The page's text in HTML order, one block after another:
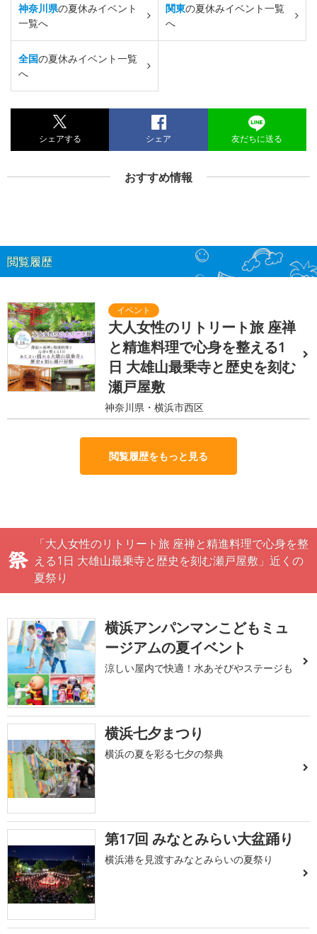
神奈川県の夏休みイベント
一覧へ
関東の夏休みイベント一覧
へ
全国の夏休みイベント一覧
へ
シェアする シェア 友だちに送る
おすすめ情報
閲覧履歴
大人女性のリトリート旅 座禅
と精進料理で心身を整える1
日 大雄山最乗寺と歴史を刻む
瀬戸屋敷
神奈川県・横浜市西区
閲覧履歴をもっと見る
「大人女性のリトリート旅 座禅と精進料理で心身を整
える1日 大雄山最乗寺と歴史を刻む瀬戸屋敷」近くの
夏祭り
横浜アンパンマンこどもミュ
ージアムの夏イベント
涼しい屋内で快適！水あそびやステージも
横浜七夕まつり
横浜の夏を彩る七夕の祭典
第17回 みなとみらい大盆踊り
横浜港を見渡すみなとみらいの夏祭り